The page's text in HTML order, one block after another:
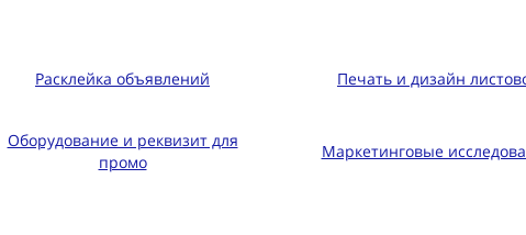
Расклейка объявлений Печать и дизайн
Оборудование и реквизит для
промо
Маркетинговые